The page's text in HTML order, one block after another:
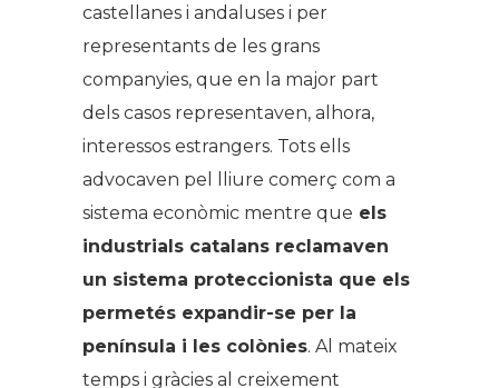
castellanes i andaluses i per
representants de les grans
companyies, que en la major part
dels casos representaven, alhora,
interessos estrangers. Tots ells
advocaven pel lliure comerç com a
sistema econòmic mentre que els
industrials catalans reclamaven
un sistema proteccionista que els
permetés expandir-se per la
península i les colònies. Al mateix
temps i gràcies al creixement